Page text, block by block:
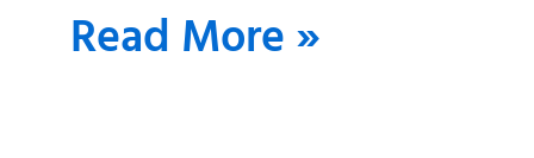
Read More »